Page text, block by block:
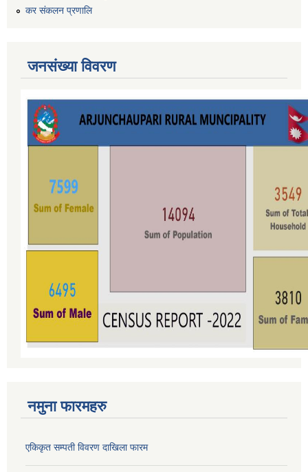
कर स‌ंकलन प्रणालि
जनसंख्या विवरण
नमुना फारमहरु
एकिकृत सम्पती विवरण दाखिला फारम